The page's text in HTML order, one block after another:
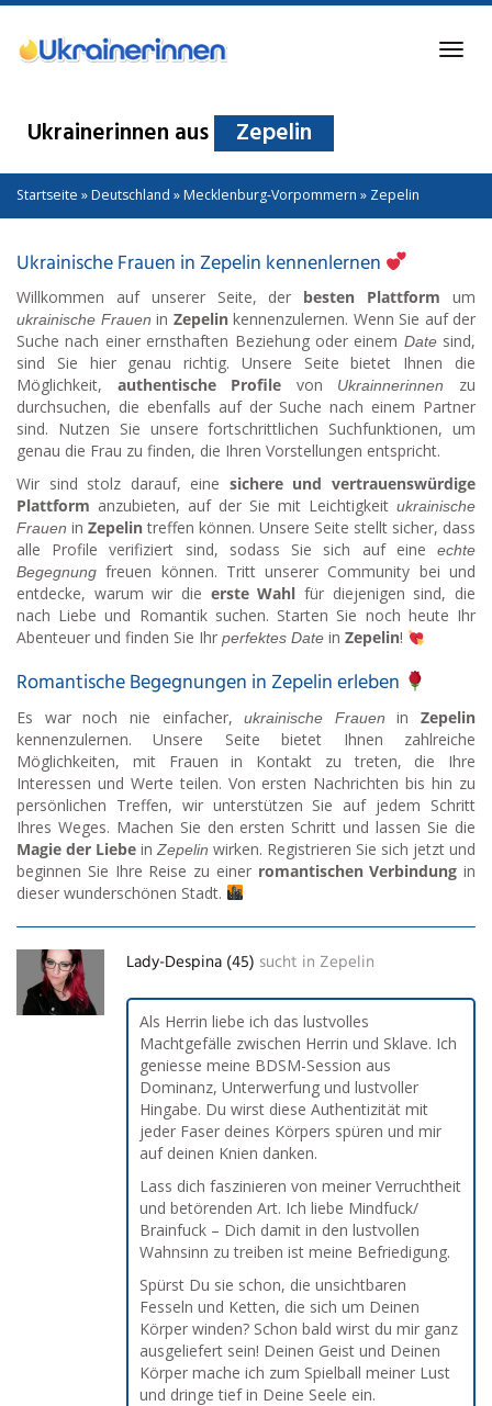
Skip
main
Ukrainerinnen aus Zepelin
Startseite »Deutschland »Mecklenburg-Vorpommern » Zepelin
Ukrainische Frauen in Zepelin kennenlernen
Willkommen auf unserer Seite, der besten Plattform um
ukrainische Frauen in Zepelinkennenzulernen. Wenn Sie auf der
Suche nach einer ernsthaften Beziehung oder einem Datesind,
sind Sie hier genau richtig. Unsere Seite bietet Ihnen die
Möglichkeit, authentische Profile von Ukrainnerinnen
zu
durchsuchen, die ebenfalls auf der Suche nach einem Partner
sind. Nutzen Sie unsere fortschrittlichen Suchfunktionen, um
genau die Frau zu finden, die Ihren Vorstellungen entspricht.
Wir sind stolz darauf, eine sichere und vertrauenswürdige
Plattform anzubieten, auf der Sie mit Leichtigkeit ukrainische
Frauen in Zepelintreffen können. Unsere Seite stellt sicher, dass
alle Profile verifiziert sind, sodass Sie sich auf eine echte
Begegnung freuen können. Tritt unserer Community bei und
entdecke, warum wir die erste Wahl für diejenigen sind, die
nach Liebe und Romantik suchen. Starten Sie noch heute Ihr
Abenteuer und finden Sie Ihr perfektes Date in Zepelin!
Romantische Begegnungen in Zepelin erleben
Es war noch nie einfacher,ukrainische Frauen in Zepelin
kennenzulernen. Unsere Seite bietet Ihnen zahlreiche
Möglichkeiten, mit Frauen in Kontakt zu treten, die Ihre
Interessen und Werte teilen. Von ersten Nachrichten bis hin zu
persönlichen Treffen, wir unterstützen Sie auf jedem Schritt
Ihres Weges. Machen Sie den ersten Schritt und lassen Sie die
Magie der Liebe in Zepelin wirken. Registrieren Sie sich jetzt und
beginnen Sie Ihre Reise zu einer romantischen Verbindung in
dieser wunderschönen Stadt.
Lady-Despina (45) sucht in Zepelin
Als Herrin liebe ich das lustvolles
Machtgefälle zwischen Herrin und Sklave. Ich
geniesse meine BDSM-Session aus
Dominanz, Unterwerfung und lustvoller
Hingabe. Du wirst diese Authentizität mit
jeder Faser deines Körpers spüren und mir
auf deinen Knien danken.
Lass dich faszinieren von meiner Verruchtheit
und betörenden Art. Ich liebe Mindfuck/
Brainfuck – Dich damit in den lustvollen
Wahnsinn zu treiben ist meine Befriedigung.
Spürst Du sie schon, die unsichtbaren
Fesseln und Ketten, die sich um Deinen
Körper winden? Schon bald wirst du mir ganz
ausgeliefert sein! Deinen Geist und Deinen
Körper mache ich zum Spielball meiner Lust
und dringe tief in Deine Seele ein.